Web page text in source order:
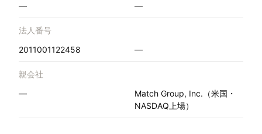
—
—
法人番号
2011001122458
—
親会社
—
Match Group, Inc.（米国・
NASDAQ上場）